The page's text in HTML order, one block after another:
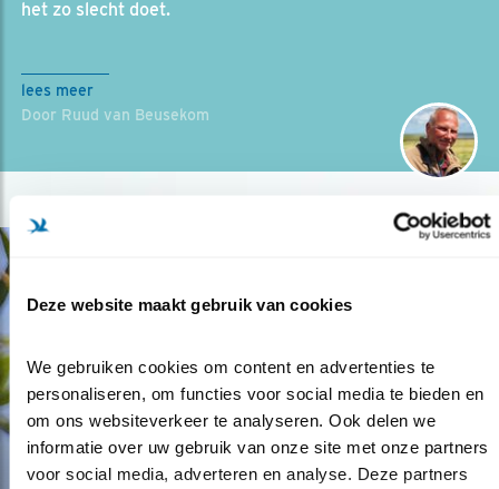
Deze website maakt gebruik van cookies
We gebruiken cookies om content en advertenties te
personaliseren, om functies voor social media te bieden en
om ons websiteverkeer te analyseren. Ook delen we
informatie over uw gebruik van onze site met onze partners
voor social media, adverteren en analyse. Deze partners
het zo slecht doet.
lees meer
Door Ruud van Beusekom